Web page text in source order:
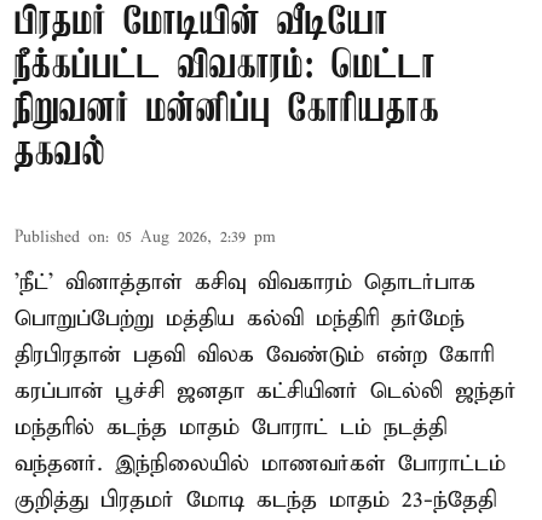
பிரதமர் மோடியின் வீடியோ
நீக்கப்பட்ட விவகாரம்: மெட்டா
நிறுவனர் மன்னிப்பு கோரியதாக
தகவல்
Published on: 05 Aug 2026, 2:39 pm
'நீட்' வினாத்தாள் கசிவு விவகாரம் தொடர்பாக
பொறுப்பேற்று மத்திய கல்வி மந்திரி தர்மேந்
திரபிரதான் பதவி விலக வேண்டும் என்ற கோரி
கரப்பான் பூச்சி ஜனதா கட்சியினர் டெல்லி ஜந்தர்
மந்தரில் கடந்த மாதம் போராட் டம் நடத்தி
வந்தனர். இந்நிலையில் மாணவர்கள் போராட்டம்
குறித்து பிரதமர் மோடி கடந்த மாதம் 23-ந்தேதி